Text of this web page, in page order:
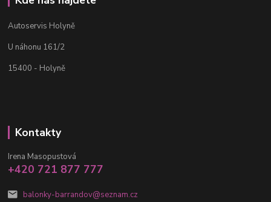
Autoservis Holyně
U náhonu 161/2
15400 - Holyně
Kontakty
Irena Masopustová
+420 721 877 777
balonky-barrandov@seznam.cz